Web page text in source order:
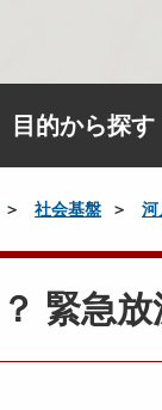
目的から探す
社会基盤 河
緊急放